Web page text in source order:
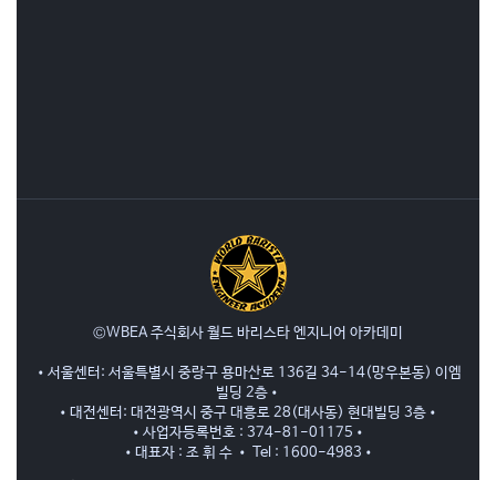
©WBEA 주식회사 월드 바리스타 엔지니어 아카데미
•서울센터: 서울특별시 중랑구 용마산로 136길 34-14(망우본동) 이엠
빌딩 2층•
•대전센터: 대전광역시 중구 대흥로 28(대사동) 현대빌딩 3층•
•사업자등록번호 : 374-81-01175•
•대표자 : 조 휘 수 • Tel : 1600-4983•